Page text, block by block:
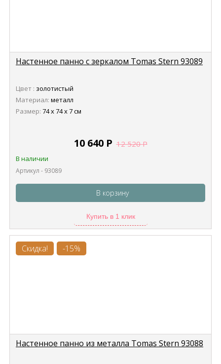
Настенное панно с зеркалом Tomas Stern 93089
Цвет : золотистый
Материал: металл
Размер: 74 х 74 х 7 см
10 640 Р 12 520Р
В наличии
Артикул - 93089
В корзину
Купить в 1 клик
Скидка! -15%
Настенное панно из металла Tomas Stern 93088